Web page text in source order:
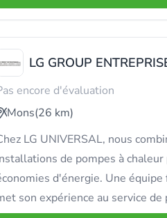
LG GROUP
encore d'évaluation
Mons(26 km)
LG UNIVERSAL, nous
de pompes à
d'énergie. Une
son expérience au service